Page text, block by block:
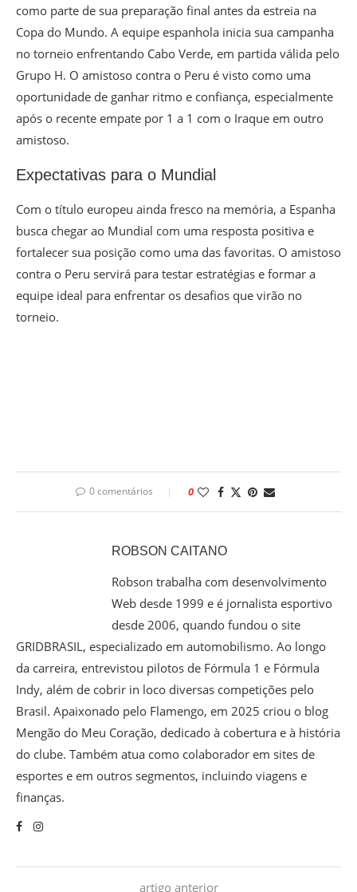
como parte de sua preparação final antes da estreia na
Copa do Mundo. A equipe espanhola inicia sua campanha
no torneio enfrentando Cabo Verde, em partida válida pelo
Grupo H. O amistoso contra o Peru é visto como uma
oportunidade de ganhar ritmo e confiança, especialmente
após o recente empate por 1 a 1 com o Iraque em outro
amistoso.
Expectativas para o Mundial
Com o título europeu ainda fresco na memória, a Espanha
busca chegar ao Mundial com uma resposta positiva e
fortalecer sua posição como uma das favoritas. O amistoso
contra o Peru servirá para testar estratégias e formar a
equipe ideal para enfrentar os desafios que virão no
torneio.
0 comentários 0
ROBSON CAITANO
Robson trabalha com desenvolvimento
Web desde 1999 e é jornalista esportivo
desde 2006, quando fundou o site
GRIDBRASIL, especializado em automobilismo. Ao longo
da carreira, entrevistou pilotos de Fórmula 1 e Fórmula
Indy, além de cobrir in loco diversas competições pelo
Brasil. Apaixonado pelo Flamengo, em 2025 criou o blog
Mengão do Meu Coração, dedicado à cobertura e à história
do clube. Também atua como colaborador em sites de
esportes e em outros segmentos, incluindo viagens e
finanças.
artigo anterior